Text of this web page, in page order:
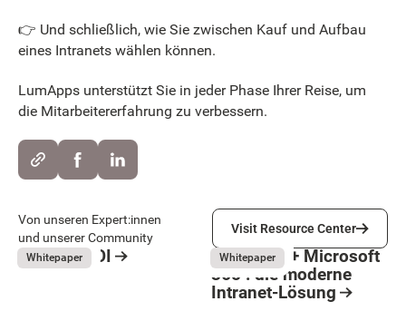
👉 Und schließlich, wie Sie zwischen Kauf und Aufbau
eines Intranets wählen können.
LumApps unterstützt Sie in jeder Phase Ihrer Reise, um
die Mitarbeitererfahrung zu verbessern.
Von unseren Expert:innen
und unserer Community
Visit Resource Center
Visit Resource Center
May 26, 2026
Whitepaper
Intranet ROI May 26, 2026
Whitepaper
LumApps + Microsoft
365 : die moderne
Intranet-Lösung